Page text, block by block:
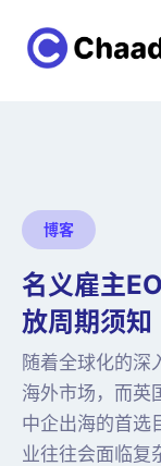
博客
名义雇主
放周期须知
随着全球化的深
海外市场，而英
中企出海的首选
业往往会面临复